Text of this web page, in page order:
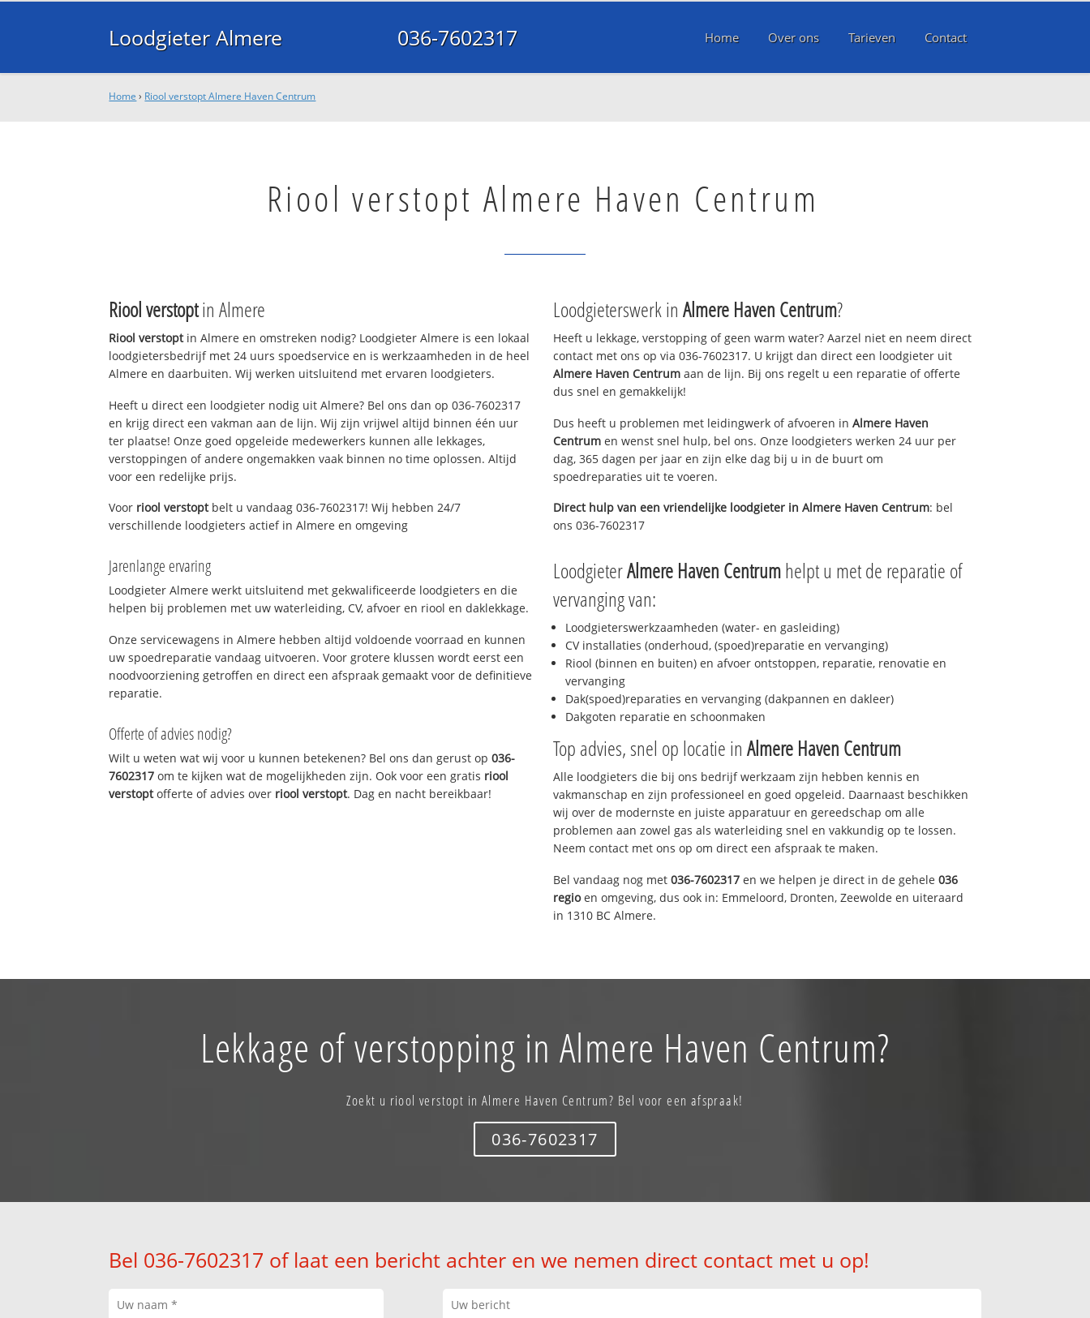
Loodgieter Almere 036-7602317 Home Over ons Tarieven Contact
Home › Riool verstopt Almere Haven Centrum
Riool verstopt Almere Haven Centrum
Riool verstoptin Almere
Riool verstoptin Almere en omstreken nodig? Loodgieter Almere is een lokaal
loodgietersbedrijf met 24 uurs spoedservice en is werkzaamheden in de heel
Almere en daarbuiten. Wij werken uitsluitend met ervaren loodgieters.
Heeft u direct een loodgieter nodig uit Almere? Bel ons dan op 036-7602317
en krijg direct een vakman aan de lijn. Wij zijn vrijwel altijd binnen één uur
ter plaatse! Onze goed opgeleide medewerkers kunnen alle lekkages,
verstoppingen of andere ongemakken vaak binnen no time oplossen. Altijd
voor een redelijke prijs.
Voor riool verstoptbelt u vandaag 036-7602317! Wij hebben 24/7
verschillende loodgieters actief in Almere en omgeving
Jarenlange ervaring
Loodgieter Almere werkt uitsluitend met gekwalificeerde loodgieters en die
helpen bij problemen met uw waterleiding, CV, afvoer en riool en daklekkage.
Onze servicewagens in Almere hebben altijd voldoende voorraad en kunnen
uw spoedreparatie vandaag uitvoeren. Voor grotere klussen wordt eerst een
noodvoorziening getroffen en direct een afspraak gemaakt voor de definitieve
reparatie.
Offerte of advies nodig?
Wilt u weten wat wij voor u kunnen betekenen? Bel ons dan gerust op036-
7602317 om te kijken wat de mogelijkheden zijn. Ook voor een gratis riool
verstoptofferte of advies over riool verstopt. Dag en nacht bereikbaar!
Loodgieterswerk in Almere Haven Centrum?
Heeft u lekkage, verstopping of geen warm water? Aarzel niet en neem direct
contact met ons op via 036-7602317. U krijgt dan direct een loodgieter uit
Almere Haven Centrum aan de lijn. Bij ons regelt u een reparatie of offerte
dus snel en gemakkelijk!
Dus heeft u problemen met leidingwerk of afvoeren in Almere Haven
Centrum en wenst snel hulp, bel ons. Onze loodgieters werken 24 uur per
dag, 365 dagen per jaar en zijn elke dag bij u in de buurt om
spoedreparaties uit te voeren.
Direct hulp van een vriendelijke loodgieter in Almere Haven Centrum: bel
ons 036-7602317
LoodgieterAlmere Haven Centrumhelpt u met de reparatie of
vervanging van:
Loodgieterswerkzaamheden (water- en gasleiding)
CV installaties (onderhoud, (spoed)reparatie en vervanging)
Riool (binnen en buiten) en afvoer ontstoppen, reparatie, renovatie en
vervanging
Dak(spoed)reparaties en vervanging (dakpannen en dakleer)
Dakgoten reparatie en schoonmaken
Top advies, snel op locatie in Almere Haven Centrum
Alle loodgieters die bij ons bedrijf werkzaam zijn hebben kennis en
vakmanschap en zijn professioneel en goed opgeleid. Daarnaast beschikken
wij over de modernste en juiste apparatuur en gereedschap om alle
problemen aan zowel gas als waterleiding snel en vakkundig op te lossen.
Neem contact met ons op om direct een afspraak te maken.
Bel vandaag nog met 036-7602317 en we helpen je direct in de gehele 036
regioen omgeving, dus ook in: Emmeloord, Dronten, Zeewolde en uiteraard
in 1310 BC Almere.
Lekkage of verstopping in Almere Haven Centrum?
Zoekt u riool verstopt in Almere Haven Centrum? Bel voor een afspraak!
036-7602317
Bel 036-7602317 of laat een bericht achter en we nemen direct contact met u op!